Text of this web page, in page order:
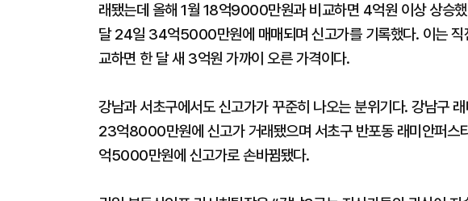
래됐는데 올해 1월 18억9000만원과 비교하면 4억원 이상 상승
달 24일 34억5000만원에 매매되며 신고가를 기록했다. 이는
교하면 한 달 새 3억원 가까이 오른 가격이다.
강남과 서초구에서도 신고가가 꾸준히 나오는 분위기다. 강남구
23억8000만원에 신고가 거래됐으며 서초구 반포동 래미안퍼
억5000만원에 신고가로 손바뀜됐다.